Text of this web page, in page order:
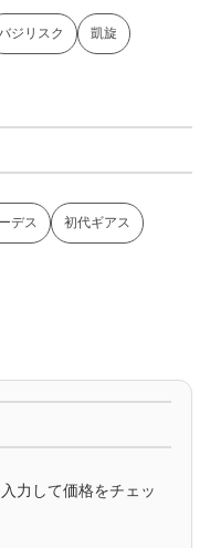
ジリスク 凱旋
デス 初代ギアス
ージャグ ハッピー
力して価格をチェッ